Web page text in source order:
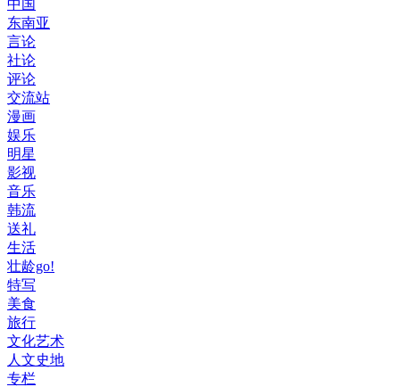
中国
东南亚
言论
社论
评论
交流站
漫画
娱乐
明星
影视
音乐
韩流
送礼
生活
壮龄go!
特写
美食
旅行
文化艺术
人文史地
专栏